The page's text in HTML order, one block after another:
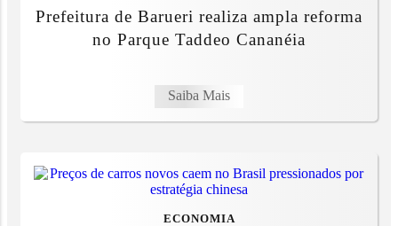
Prefeitura de Barueri realiza ampla reforma
no Parque Taddeo Cananéia
Saiba Mais
ECONOMIA